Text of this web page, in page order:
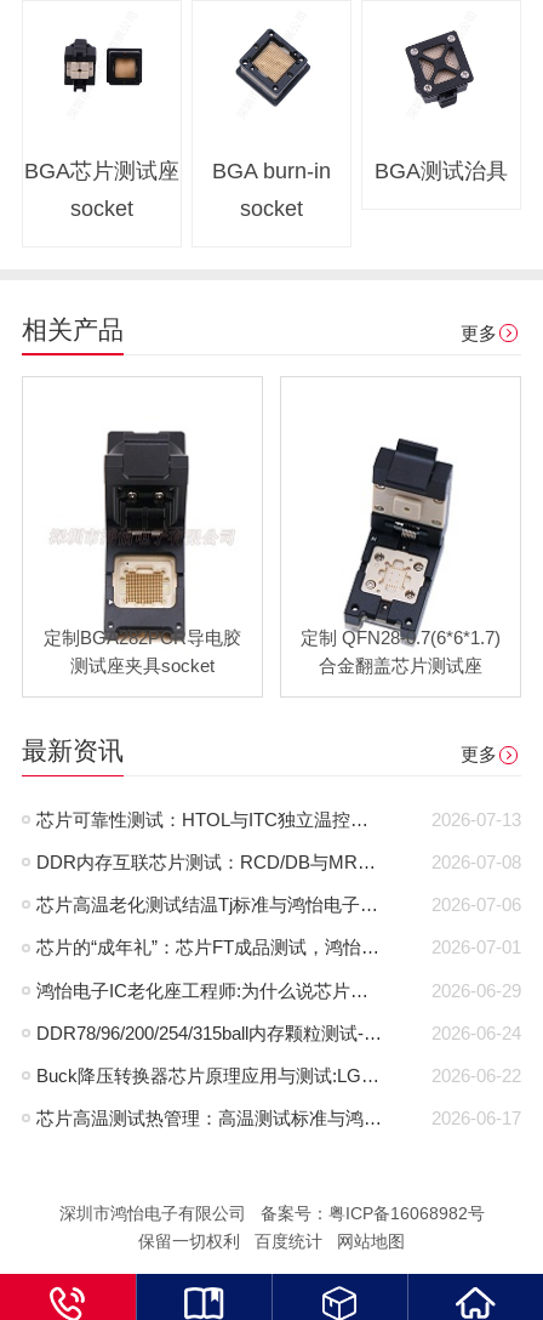
BGA芯片测试座
socket
BGA burn-in
socket
BGA测试治具
相关产品 更多
定制BGA282PCR导电胶
测试座夹具socket
定制 QFN28-0.7(6*6*1.7)
合金翻盖芯片测试座
最新资讯 更多
2026-07-13
芯片可靠性测试：HTOL与ITC独立温控，鸿怡电子芯片老化座工程师带您了解两种完全不同的老化测试方式
2026-07-08
DDR内存互联芯片测试：RCD/DB与MRCD/MDB引脚参数及鸿怡电子芯片测试座工程应用
2026-07-06
芯片高温老化测试结温Tj标准与鸿怡电子芯片测试座控温方案
2026-07-01
芯片的“成年礼”：芯片FT成品测试，鸿怡电子芯片FT测试座守护每一颗芯片出厂即稳定
2026-06-29
鸿怡电子IC老化座工程师:为什么说芯片老化测试座是芯片可靠性检测的利器？
2026-06-24
DDR78/96/200/254/315ball内存颗粒测试-鸿怡电子DDR芯片测试夹具治具
2026-06-22
Buck降压转换器芯片原理应用与测试:LGA30pin封装与鸿怡电子芯片测试座方案
2026-06-17
芯片高温测试热管理：高温测试标准与鸿怡电子散热型芯片测试座方案
深圳市鸿怡电子有限公司 备案号： 粤ICP备16068982号
保留一切权利 百度统计
网站地图